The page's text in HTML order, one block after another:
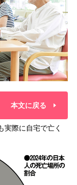
本文に戻る
実際に自宅で亡く